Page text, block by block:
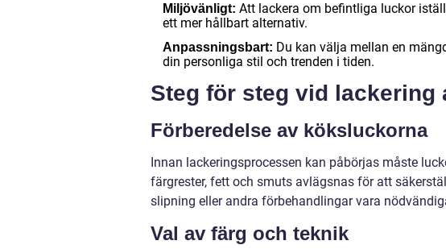
Miljövänligt: Att lackera om befintliga luckor
ett mer hållbart alternativ.
Anpassningsbart: Du kan välja mellan en
din personliga stil och trenden i tiden.
Steg för steg vid
Förberedelse av köksluckorna
Innan lackeringsprocessen kan påbörjas måste
färgrester, fett och smuts avlägsnas för att
slipning eller andra förbehandlingar vara
Val av färg och teknik